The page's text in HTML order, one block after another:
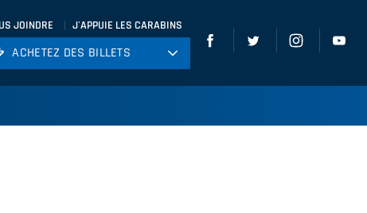
JOINDRE J'APPUIE LES CARABINS
ACHETEZ DES BILLETS
ACHETEZ DES BILLETS